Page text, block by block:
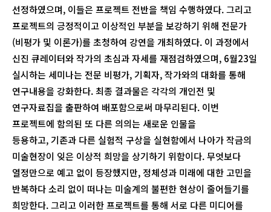
선정하였으며, 이들은 프로젝트 전반을 책임 수행하였다. 그리고
프로젝트의 긍정적이고 이상적인 부분을 보강하기 위해 전문가
(비평가 및 이론가)를 초청하여 강연을 개최하였다. 이 과정에서
신진 큐레이터와 작가의 초심과 자세를 재점검하였으며, 6월23일
실시하는 세미나는 전문 비평가, 기획자, 작가와의 대화를 통해
연구내용을 강화한다. 최종 결과물은 각각의 개인전 및
연구자료집을 출판하여 배포함으로써 마무리된다. 이번
프로젝트에 함의된 또 다른 의의는 새로운 인물을
등용하고, 기존과 다른 실험적 구상을 실현함에서 나아가 작금의
미술현장이 잊은 이상적 희망을 상기하기 위함이다. 무엇보다
열정만으로 예고 없이 등장했지만, 정체성과 미래에 대한 고민을
반복하다 소리 없이 떠나는 미술계의 불편한 현상이 줄어들기를
희망한다. 그리고 이러한 프로젝트를 통해 서로 다른 미디어를